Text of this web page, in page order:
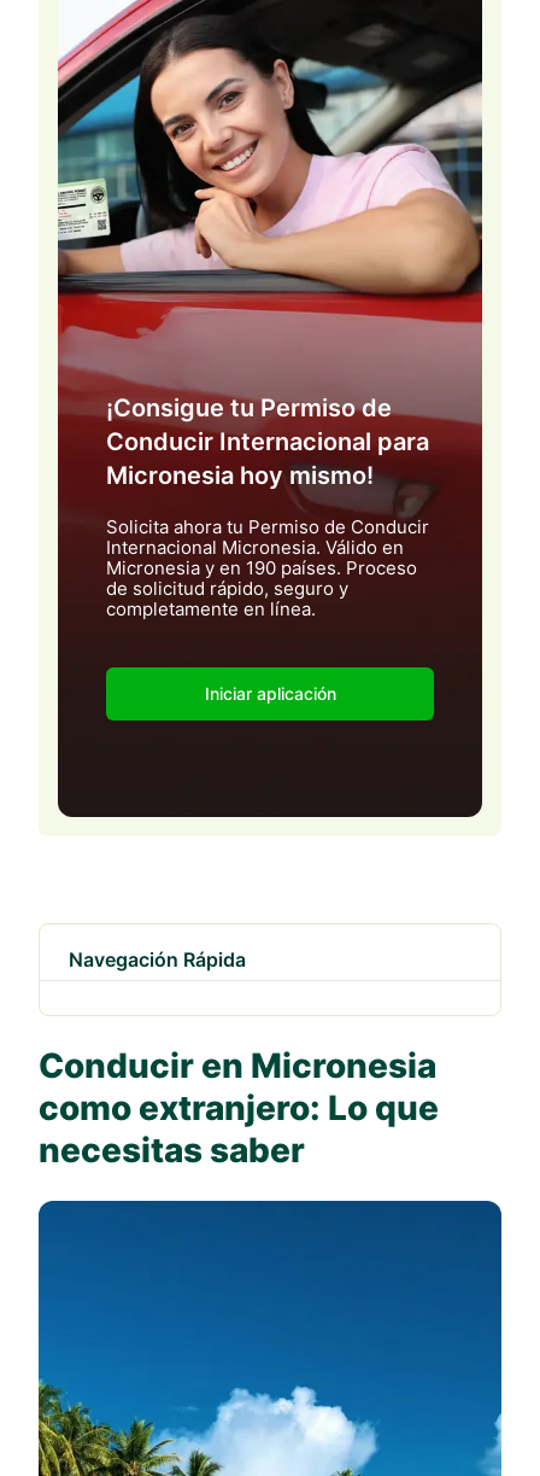
¡Consigue tu Permiso de
Conducir Internacional para
Micronesia hoy mismo!
Solicita ahora tu Permiso de Conducir
Internacional Micronesia. Válido en
Micronesia y en 190 países. Proceso
de solicitud rápido, seguro y
completamente en línea.
Iniciar aplicación
Navegación Rápida
Conducir en Micronesia
como extranjero: Lo que
necesitas saber